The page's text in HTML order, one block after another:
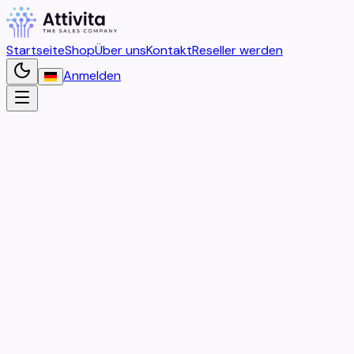
StartseiteShopÜber unsKontaktReseller werden
Anmelden